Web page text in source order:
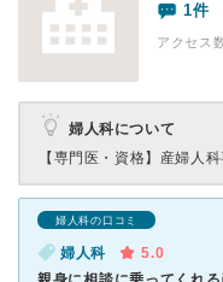
1件
アクセス
婦人科について
【専門医・資格】 産婦人
婦人科の口コミ
婦人科
5.0